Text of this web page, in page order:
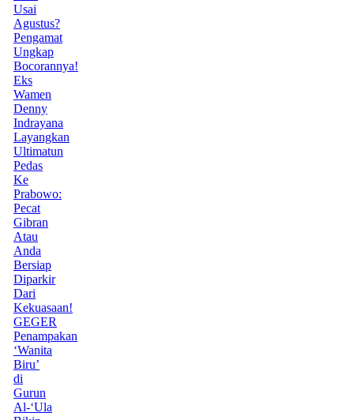
Usai
Agustus?
Pengamat
Ungkap
Bocorannya!
Eks
Wamen
Denny
Indrayana
Layangkan
Ultimatun
Pedas
Ke
Prabowo:
Pecat
Gibran
Atau
Anda
Bersiap
Diparkir
Dari
Kekuasaan!
GEGER
Penampakan
‘Wanita
Biru’
di
Gurun
Al-‘Ula